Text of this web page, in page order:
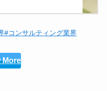
#コンサルティング業界
More